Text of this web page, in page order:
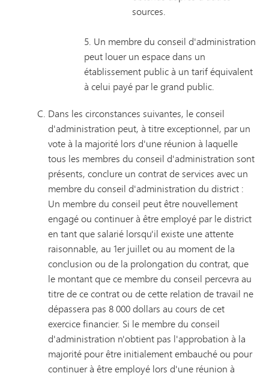
sources.
5. Un membre du conseil d'administration
peut louer un espace dans un
établissement public à un tarif équivalent
à celui payé par le grand public.
Dans les circonstances suivantes, le conseil
d'administration peut, à titre exceptionnel, par un
vote à la majorité lors d'une réunion à laquelle
tous les membres du conseil d'administration sont
présents, conclure un contrat de services avec un
membre du conseil d'administration du district :
Un membre du conseil peut être nouvellement
engagé ou continuer à être employé par le district
en tant que salarié lorsqu'il existe une attente
raisonnable, au 1er juillet ou au moment de la
conclusion ou de la prolongation du contrat, que
le montant que ce membre du conseil percevra au
titre de ce contrat ou de cette relation de travail ne
dépassera pas 8 000 dollars au cours de cet
exercice financier. Si le membre du conseil
d'administration n'obtient pas l'approbation à la
majorité pour être initialement embauché ou pour
continuer à être employé lors d'une réunion à